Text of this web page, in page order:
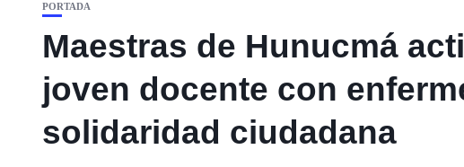
PORTADA
Maestras de Hunucmá
joven docente con
solidaridad ciudadana